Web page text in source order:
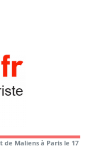
Maliens à Paris le 17